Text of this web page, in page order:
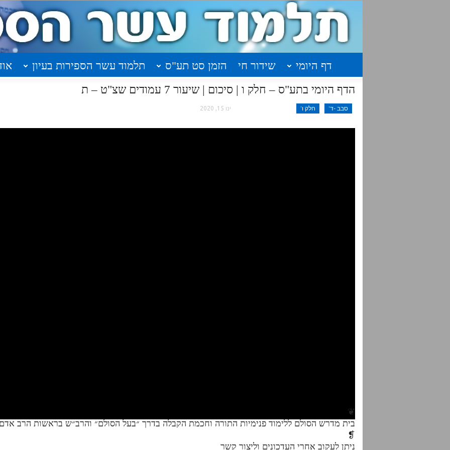
דף היומי שידור חי הזמן סט תע"ס תלמוד עשר הספירות בעיון
הדף היומי בתע"ס – חלק ו | סיכום | שיעור 7 עמודים שצ"ט – ת
סבב -ד' חלק ו' ינו 15, 2020
❦
בית מדרש הסולם ללימוד פנימיות התורה וחכמת הקבלה בדרך ״בעל הסולם״ והרב״ש בראשות הרב אדם
❡
ניתן לעקוב אחרי העדכונים וליצור קשר